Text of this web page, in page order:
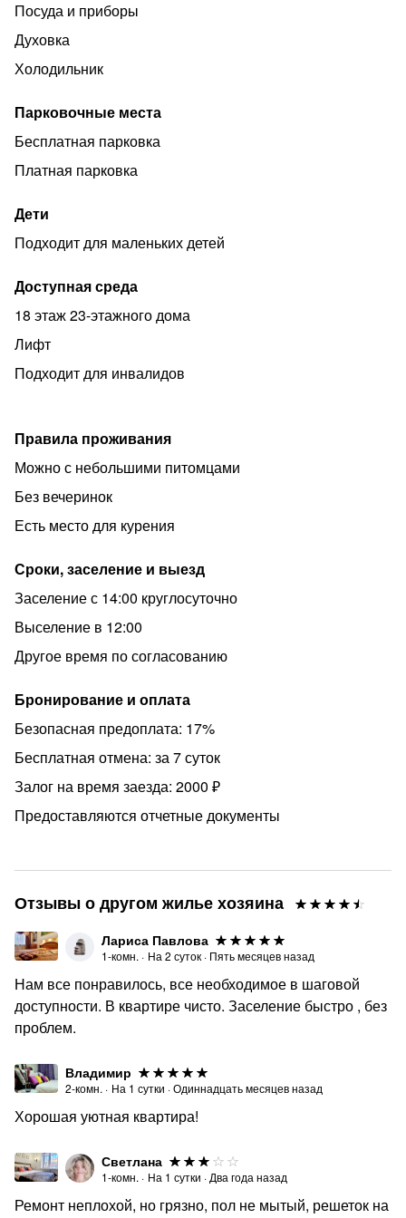
Есть всё необходимое для комфортного проживания.
Фен, Утюг, кондиционер, телевизор, музыка, 4
спальных места, микроволновая печь,
Бесплатная и платная парковка!
✔️В ПЕШЕЙ ДОСТУПНОСТИ находятся:
✔️ТЦ ОБЛАКА
✔️ КИНОТЕАТР "СИНЕМА 5"
✔️ СУПЕРМАРКЕТ "МАГНИТ"
✔️ЦЕНТР города(5 мин)
✔️Пляж
✔️Летный городок
Можно уехать в любую точку города Энгельса. И
Разрешено устраивать вечеринки в барах и
ресторанах, но не у нас!
За порядок и сохранность имущества при заселении
беру залог 2000 руб, возвращаю при выезде.
Посуда и приборы
Духовка
Холодильник
Парковочные места
Бесплатная парковка
Платная парковка
Дети
Подходит для маленьких детей
Доступная среда
18 этаж 23-этажного дома
Лифт
Подходит для инвалидов
Правила проживания
Можно с небольшими питомцами
Без вечеринок
Есть место для курения
Сроки, заселение и выезд
Заселение с 14:00 круглосуточно
Выселение в 12:00
Другое время по согласованию
Бронирование и оплата
Безопасная предоплата: 17%
Бесплатная отмена: за 7 суток
Залог на время заезда: 2000 ₽
Предоставляются отчетные документы
Отзывы о другом жилье хозяина
Лариса Павлова
1-комн. · На 2 суток · Пять месяцев назад
Нам все понравилось, все необходимое в шаговой
доступности. В квартире чисто. Заселение быстро , без
проблем.
Владимир
2-комн. · На 1 сутки ·Одиннадцать месяцев назад
Хорошая уютная квартира!
Светлана
1-комн. · На 1 сутки · Два года назад
Ремонт неплохой, но грязно, пол не мытый, решеток на